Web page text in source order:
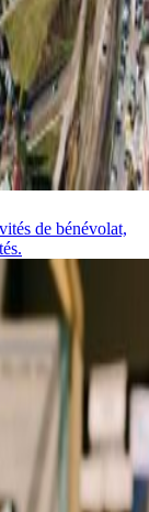
de bénévolat,